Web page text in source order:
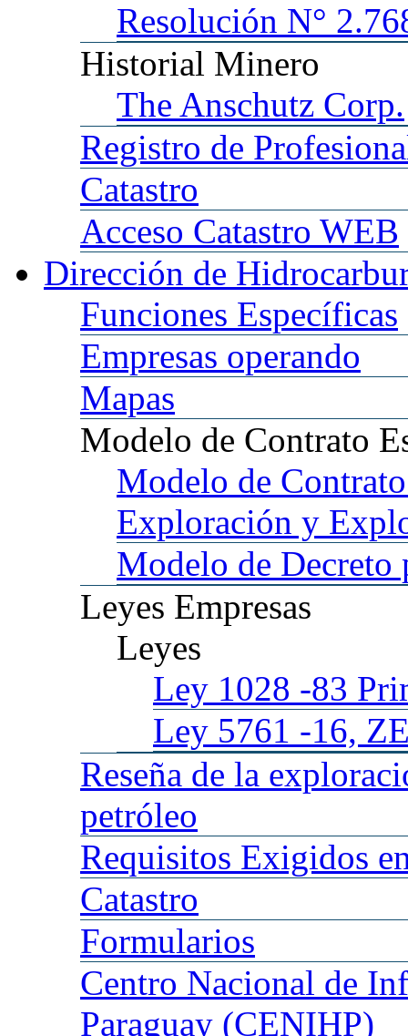
Resolución N°
Historial Minero
The Anschutz Corp.
Registro de
Catastro
Acceso Catastro WEB
Dirección de
Funciones Específicas
Empresas operando
Mapas
Modelo de Contrato
Modelo de
Exploración y
Modelo de Decreto
Leyes Empresas
Leyes
Ley 1028 -83
Ley 5761 -16,
Reseña de la
petróleo
Requisitos Exigidos
Catastro
Formularios
Centro Nacional de
Paraguay (CENIHP)